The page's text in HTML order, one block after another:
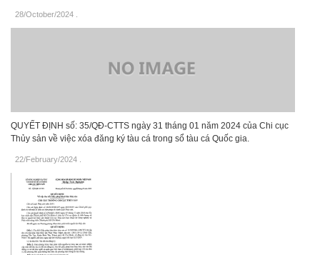
28/October/2024 .
QUYẾT ĐỊNH số: 35/QĐ-CTTS ngày 31 tháng 01 năm 2024 của Chi cục
Thủy sản về việc xóa đăng ký tàu cá trong sổ tàu cá Quốc gia.
22/February/2024